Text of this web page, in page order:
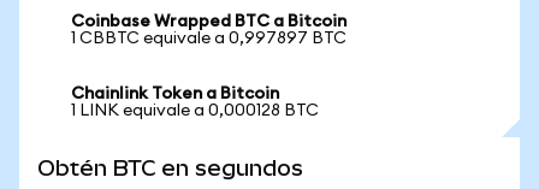
Coinbase Wrapped BTC a Bitcoin
1 CBBTC equivale a 0,997897 BTC
Chainlink Token a Bitcoin
1 LINK equivale a 0,000128 BTC
Obtén BTC en segundos